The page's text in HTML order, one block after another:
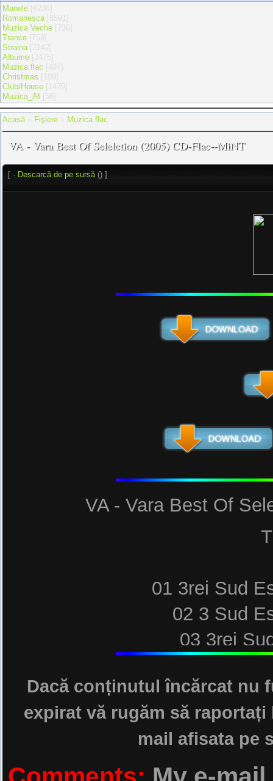
Manele
Romanesca
Muzica Veche
Trance
Straina
Albume
Muzica flac
Christmas
Club/House
Muzica_AI
Acasă» Fişiere Muzica flac
VA - Vara Best Of Selelction (2005) CD-Flac--MiNT
[ · Descarcă de pe sursă() ]
VA - Vara Best Of
01 3rei Sud
02 3 Sud
03 3rei
05 3rei Sud Est
06 3rei Sud Est feat.
07 3rei
08 3rei Sud
Dacă conținutul încărcat nu
expirat vă rugăm să
mail afisata pe